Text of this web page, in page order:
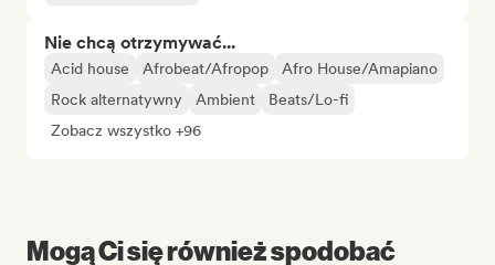
Nie chcą otrzymywać...
Acid house Afrobeat/Afropop
Afro House/Amapiano
Rock alternatywny
Ambient
Beats/Lo-fi
Zobacz wszystko +96
Mogą Ci się również spodobać